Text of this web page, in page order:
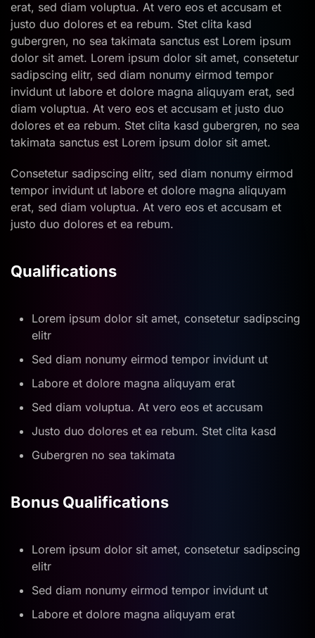
erat, sed diam voluptua. At vero eos et accusam et
justo duo dolores et ea rebum. Stet clita kasd
gubergren, no sea takimata sanctus est Lorem ipsum
dolor sit amet. Lorem ipsum dolor sit amet, consetetur
sadipscing elitr, sed diam nonumy eirmod tempor
invidunt ut labore et dolore magna aliquyam erat, sed
diam voluptua. At vero eos et accusam et justo duo
dolores et ea rebum. Stet clita kasd gubergren, no sea
takimata sanctus est Lorem ipsum dolor sit amet.
Consetetur sadipscing elitr, sed diam nonumy eirmod
tempor invidunt ut labore et dolore magna aliquyam
erat, sed diam voluptua. At vero eos et accusam et
justo duo dolores et ea rebum.
Qualifications
Lorem ipsum dolor sit amet, consetetur sadipscing
elitr
Sed diam nonumy eirmod tempor invidunt ut
Labore et dolore magna aliquyam erat
Sed diam voluptua. At vero eos et accusam
Justo duo dolores et ea rebum. Stet clita kasd
Gubergren no sea takimata
Bonus Qualifications
Lorem ipsum dolor sit amet, consetetur sadipscing
elitr
Sed diam nonumy eirmod tempor invidunt ut
Labore et dolore magna aliquyam erat